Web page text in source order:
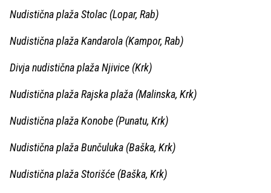
Nudistična plaža Stolac (Lopar, Rab)
Nudistična plaža Kandarola (Kampor, Rab)
Divja nudistična plaža Njivice (Krk)
Nudistična plaža Rajska plaža (Malinska, Krk)
Nudistična plaža Konobe (Punatu, Krk)
Nudistična plaža Bunčuluka (Baška, Krk)
Nudistična plaža Storišće (Baška, Krk)